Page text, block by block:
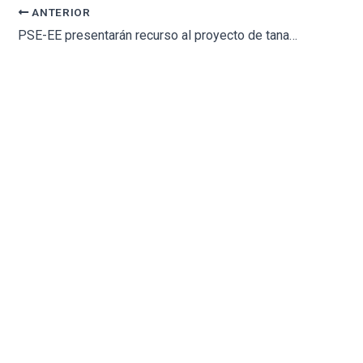
ANTERIOR
PSE-EE presentarán recurso al proyecto de tanatorio en Hondarribia por considerar que contraviene el PGOU